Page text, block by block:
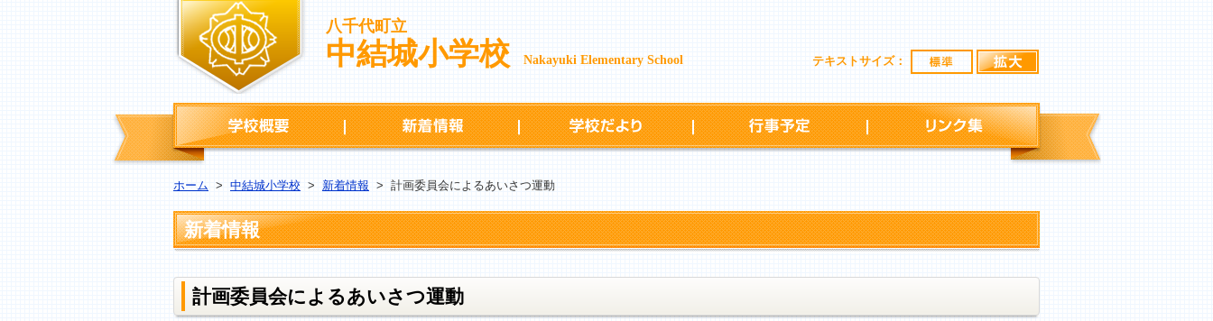
八千代町立
中結城小学校 Nakayuki Elementary School テキストサイズ： 標準
学校概要 新着情報 学校だより 行事予定 リンク集
ホーム > 中結城小学校 > 新着情報 > 計画委員会によるあいさつ運動
新着情報
計画委員会によるあいさつ運動